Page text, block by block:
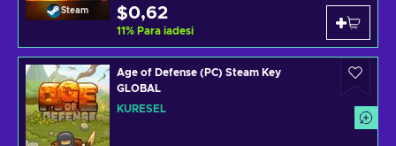
Steam $0,62
11% Para iadesi
Age of Defense (PC) Steam Key
GLOBAL
KÜRESEL